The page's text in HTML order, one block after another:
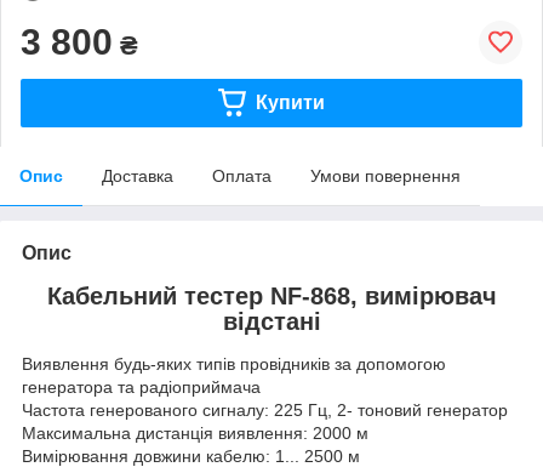
3 800 ₴
Купити
Опис Доставка Оплата Умови повернення
Опис
Кабельний тестер NF-868, вимірювач
відстані
Виявлення будь-яких типів провідників за допомогою
генератора та радіоприймача
Частота генерованого сигналу: 225 Гц, 2- тоновий генератор
Максимальна дистанція виявлення: 2000 м
Вимірювання довжини кабелю: 1... 2500 м